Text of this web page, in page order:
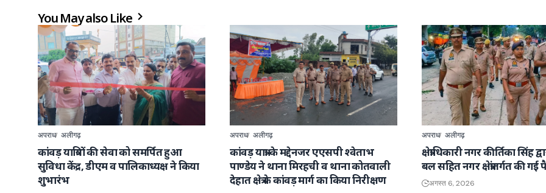
You May also Like
अपराध अलीगढ़
कांवड़ यात्रियों की सेवा को समर्पित हुआ
सुविधा केंद्र, डीएम व पालिकाध्यक्ष ने किया
शुभारंभ
अपराध अलीगढ़
कांवड़ यात्रा के मद्देनजर एएसपी श्वेताभ
पाण्डेय ने थाना मिरहची व थाना कोतवाली
देहात क्षेत्र के कांवड़ मार्ग का किया निरीक्षण
अपराध अलीगढ़
क्षेत्राधिकारी नगर कीर्तिका सिंह
बल सहित नगर क्षेत्रांतर्गत की
अगस्त 6, 2026